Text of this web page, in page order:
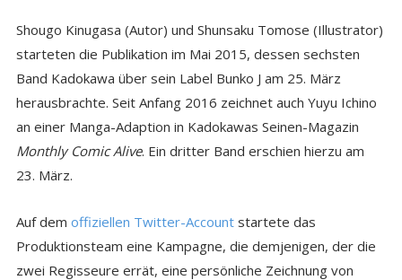
Shougo Kinugasa (Autor) und Shunsaku Tomose (Illustrator)
starteten die Publikation im Mai 2015, dessen sechsten
Band Kadokawa über sein Label Bunko J am 25. März
herausbrachte. Seit Anfang 2016 zeichnet auch Yuyu Ichino
an einer Manga-Adaption in Kadokawas Seinen-Magazin
Monthly Comic Alive. Ein dritter Band erschien hierzu am
23. März.
Auf dem offiziellen Twitter-Accountstartete das
Produktionsteam eine Kampagne, die demjenigen, der die
zwei Regisseure errät, eine persönliche Zeichnung von